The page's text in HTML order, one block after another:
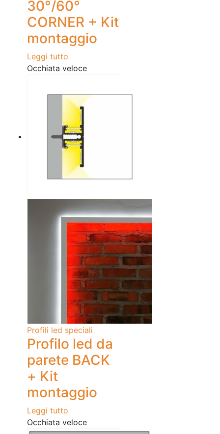
30°/60°
CORNER + Kit
montaggio
Leggi tutto
Occhiata veloce
Profili led speciali
Profilo led da
parete BACK
+ Kit
montaggio
Leggi tutto
Occhiata veloce